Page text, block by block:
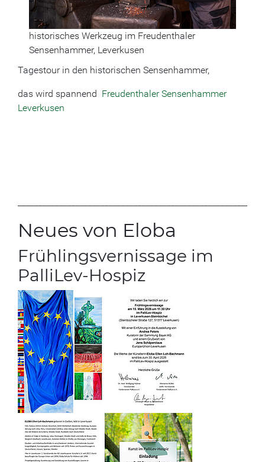
historisches Werkzeug im Freudenthaler
Sensenhammer, Leverkusen
Tagestour in den historischen Sensenhammer,
das wird spannend Freudenthaler Sensenhammer
Leverkusen
Neues von Eloba
Frühlingsvernissage im
PalliLev-Hospiz